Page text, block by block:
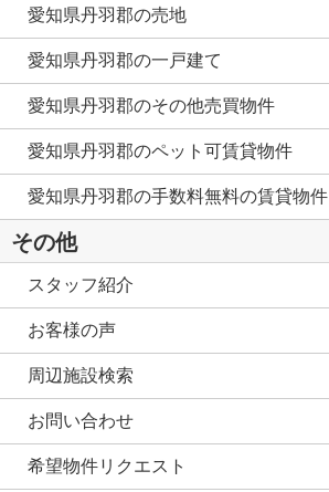
愛知県丹羽郡の売地
愛知県丹羽郡の一戸建て
愛知県丹羽郡のその他売買物件
愛知県丹羽郡のペット可賃貸物件
愛知県丹羽郡の手数料無料の賃貸物件
その他
スタッフ紹介
お客様の声
周辺施設検索
お問い合わせ
希望物件リクエスト